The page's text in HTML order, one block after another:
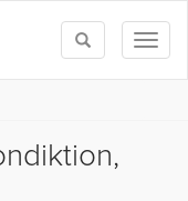
Toggle
search